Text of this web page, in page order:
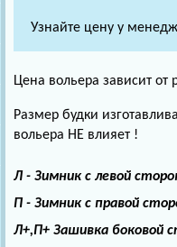
Узнайте цену у
Цена вольера зависит от
Размер будки
вольера НЕ влияет !
Л - Зимник с левой
П - Зимник с правой
Л+,П+ Зашивка боковой